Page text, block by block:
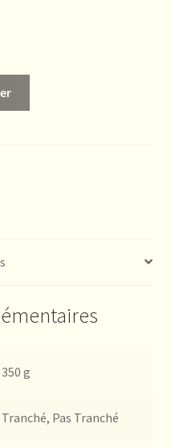
350 g
Tranché, Pas Tranché